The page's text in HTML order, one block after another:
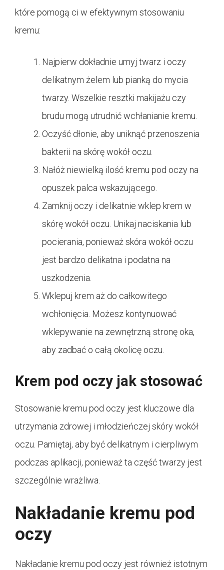
które pomogą ci w efektywnym stosowaniu
kremu:
Najpierw dokładnie umyj twarz i oczy
delikatnym żelem lub pianką do mycia
twarzy. Wszelkie resztki makijażu czy
brudu mogą utrudnić wchłanianie kremu.
Oczyść dłonie, aby uniknąć przenoszenia
bakterii na skórę wokół oczu.
Nałóż niewielką ilość kremu pod oczy na
opuszek palca wskazującego.
Zamknij oczy i delikatnie wklep krem w
skórę wokół oczu. Unikaj naciskania lub
pocierania, ponieważ skóra wokół oczu
jest bardzo delikatna i podatna na
uszkodzenia.
Wklepuj krem aż do całkowitego
wchłonięcia. Możesz kontynuować
wklepywanie na zewnętrzną stronę oka,
aby zadbać o całą okolicę oczu.
Krem pod oczy jak stosować
Stosowanie kremu pod oczy jest kluczowe dla
utrzymania zdrowej i młodzieńczej skóry wokół
oczu. Pamiętaj, aby być delikatnym i cierpliwym
podczas aplikacji, ponieważ ta część twarzy jest
szczególnie wrażliwa.
Nakładanie kremu pod
oczy
Nakładanie kremu pod oczy jest również istotnym